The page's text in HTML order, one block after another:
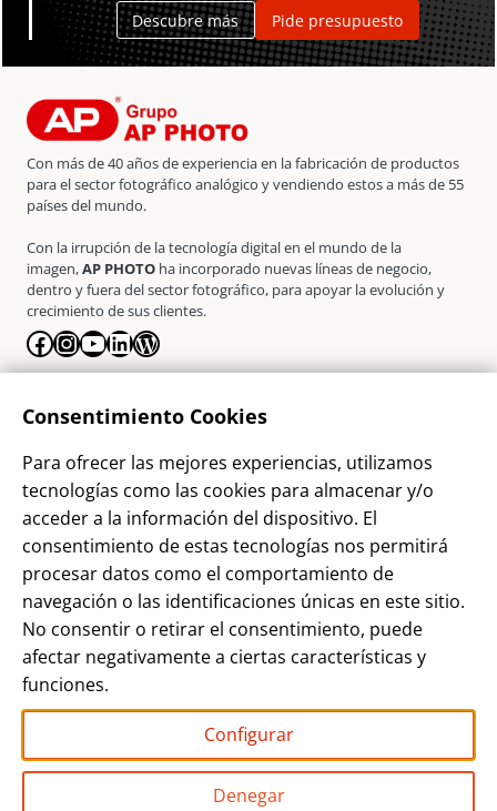
Descubre más Pide presupuesto
Con más de 40 años de experiencia en la fabricación de productos
para el sector fotográfico analógico y vendiendo estos a más de 55
países del mundo.
Con la irrupción de la tecnología digital en el mundo de la
imagen,AP PHOTO ha incorporado nuevas líneas de negocio,
dentro y fuera del sector fotográfico, para apoyar la evolución y
crecimiento de sus clientes.
Facebook
Instagram
YouTube
LinkedIn
WordPress
Contacto
Sostenibilidad
Blog
Alta Cliente
Aviso Legal
Términos y Condiciones
Política de privacidad
Grupo AP PHOTO
Consentimiento Cookies
Para ofrecer las mejores experiencias, utilizamos
tecnologías como las cookies para almacenar y/o
acceder a la información del dispositivo. El
consentimiento de estas tecnologías nos permitirá
procesar datos como el comportamiento de
navegación o las identificaciones únicas en este sitio.
No consentir o retirar el consentimiento, puede
afectar negativamente a ciertas características y
funciones.
Configurar
Denegar